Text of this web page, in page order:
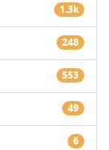
1.3k
248
553
49
6